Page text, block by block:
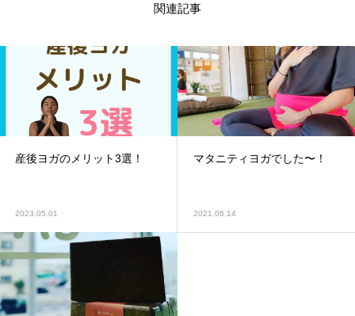
関連記事
産後ヨガのメリット3選！
2023.05.01
マタニティヨガでした〜！
2021.06.14